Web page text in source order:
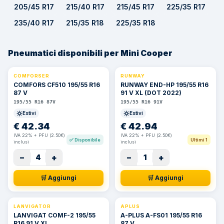
205/45 R17 215/40 R17 215/45 R17
225/35 R17
235/40 R17
215/35 R18 225/35 R18
Pneumatici disponibili per Mini Cooper
COMFORSER
COMFORS CF510 195/55 R16
87 V
195/55 R16 87V
Estivi
€42.34
IVA 22% + PFU (2.50€)
inclusi
✅Disponibile
− 4 +
🛒 Aggiungi
RUNWAY
RUNWAY END-HP 195/55 R16
91 V XL (DOT 2022)
195/55 R16 91V
Estivi
€42.94
IVA 22% + PFU (2.50€)
inclusi
Ultimi 1
− 1 +
🛒 Aggiungi
LANVIGATOR
LANVIGAT COMF-2 195/55
APLUS
A-PLUS A-FS01 195/55 R16